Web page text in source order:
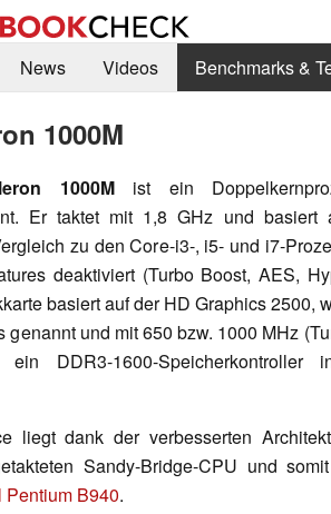
News Videos Benchmarks &
1000M
1000Mist ein
Er taktet mit 1,8 GHz und
zu den Core-i3-, i5- und i7-
deaktiviert (Turbo Boost, AES,
basiert auf der HD Graphics 2500,
genannt und mit 650 bzw. 1000 MHz
ein DDR3-1600-Speicherkontroller
liegt dank der verbesserten
Sandy-Bridge-CPU und
Pentium B940.